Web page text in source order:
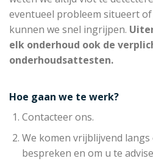
eventueel probleem situeert
kunnen we snel ingrijpen.
elk onderhoud ook de
onderhoudsattesten.
Hoe gaan we te werk?
Contacteer ons.
We komen vrijblijvend langs
bespreken en om u te